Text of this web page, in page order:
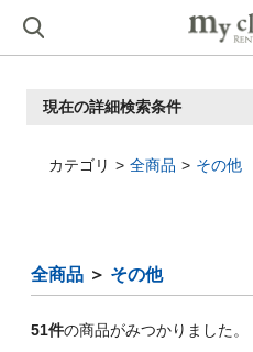
現在の詳細検索条件
カテゴリ 全商品 その他
全商品 ＞ その他
51件の商品がみつかりました。